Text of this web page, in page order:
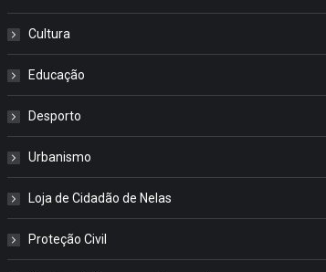
Cultura
Educação
Desporto
Urbanismo
Loja de Cidadão de Nelas
Proteção Civil